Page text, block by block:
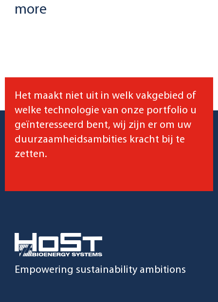
more
Het maakt niet uit in welk vakgebied of
welke technologie van onze portfolio u
geïnteresseerd bent, wij zijn er om uw
duurzaamheidsambities kracht bij te
zetten.
Empowering sustainability ambitions